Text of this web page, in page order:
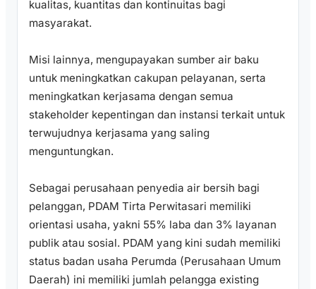
kualitas, kuantitas dan kontinuitas bagi
masyarakat.
Misi lainnya, mengupayakan sumber air baku
untuk meningkatkan cakupan pelayanan, serta
meningkatkan kerjasama dengan semua
stakeholder kepentingan dan instansi terkait untuk
terwujudnya kerjasama yang saling
menguntungkan.
Sebagai perusahaan penyedia air bersih bagi
pelanggan, PDAM Tirta Perwitasari memiliki
orientasi usaha, yakni 55% laba dan 3% layanan
publik atau sosial. PDAM yang kini sudah memiliki
status badan usaha Perumda (Perusahaan Umum
Daerah) ini memiliki jumlah pelangga existing